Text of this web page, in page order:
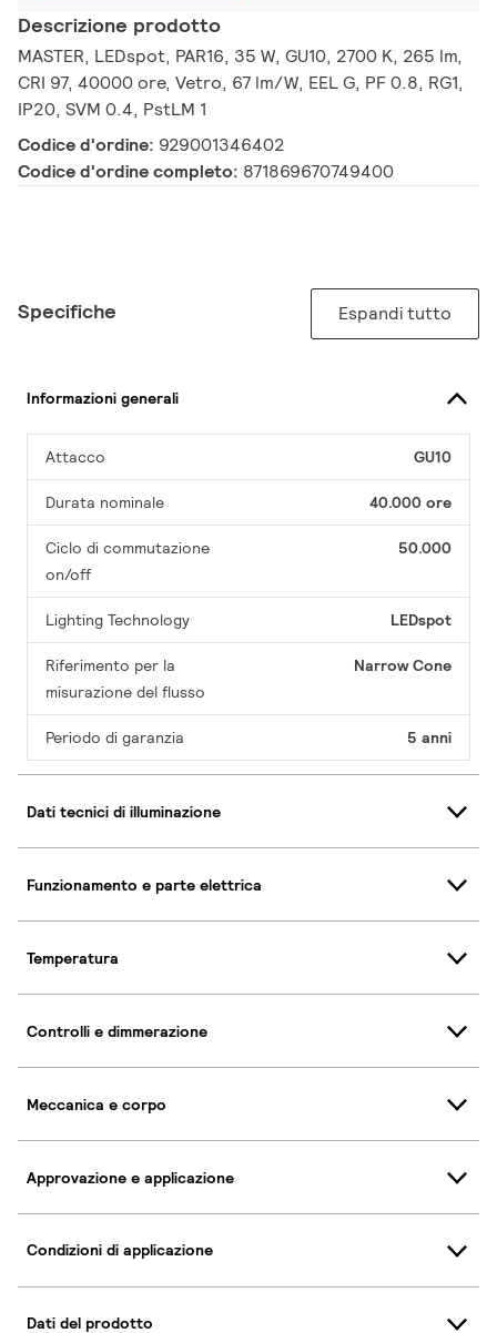
Descrizione prodotto
MASTER, LEDspot, PAR16, 35 W, GU10, 2700 K, 265 lm,
CRI 97, 40000 ore, Vetro, 67 lm/W, EEL G, PF 0.8, RG1,
IP20, SVM 0.4, PstLM 1
Codice d'ordine: 929001346402
Codice d'ordine completo: 871869670749400
Specifiche Espandi tutto
Informazioni generali
Attacco GU10
Durata nominale 40.000 ore
Ciclo di commutazione
on/off
50.000
Lighting Technology LEDspot
Riferimento per la
misurazione del flusso
Narrow Cone
Periodo di garanzia 5 anni
Dati tecnici di illuminazione
Funzionamento e parte elettrica
Temperatura
Controlli e dimmerazione
Meccanica e corpo
Approvazione e applicazione
Condizioni di applicazione
Dati del prodotto